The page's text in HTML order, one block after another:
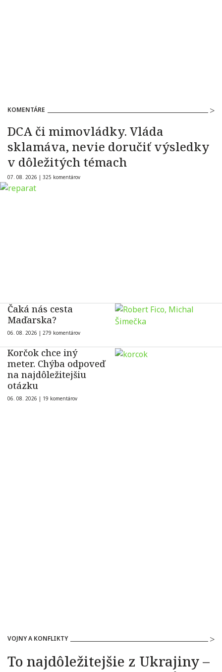
KOMENTÁRE
DCA či mimovládky. Vláda
sklamáva, nevie doručiť výsledky
v dôležitých témach
07. 08. 2026 | 325 komentárov
Čaká nás cesta
Maďarska?
06. 08. 2026 | 279 komentárov
Korčok chce iný
meter. Chýba odpoveď
na najdôležitejšiu
otázku
06. 08. 2026 | 19 komentárov
VOJNY A KONFLIKTY
To najdôležitejšie z Ukrajiny –